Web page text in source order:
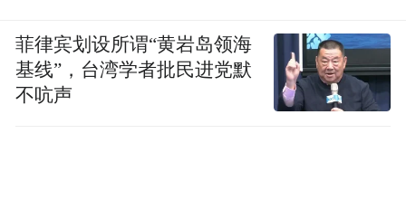
菲律宾划设所谓“黄岩岛领海
基线”，台湾学者批民进党默
不吭声